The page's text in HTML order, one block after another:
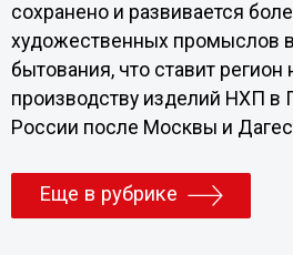
сохранено и развивается
художественных промыслов
бытования, что ставит
производству изделий НХП в
России после Москвы и
Еще в рубрике